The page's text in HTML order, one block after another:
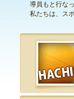
導員もと行な
私たちは、ス